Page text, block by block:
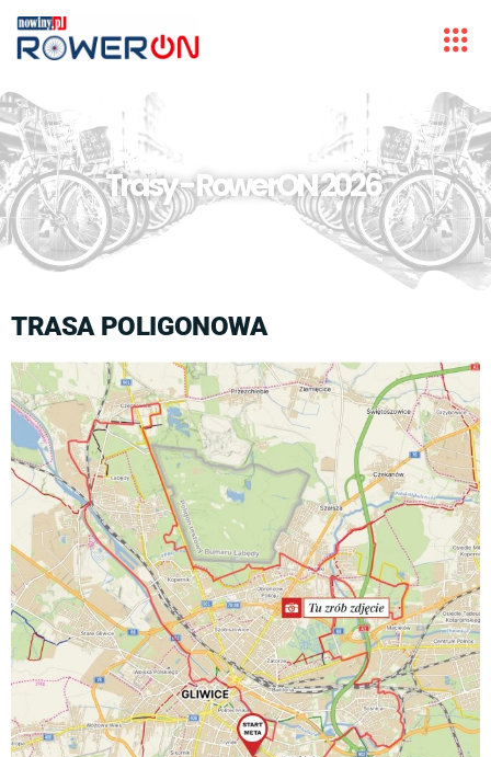
Trasy - RowerON 2026
TRASA POLIGONOWA